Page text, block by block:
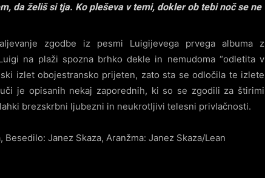
da želiš si tja. Ko pleševa v temi, dokler ob tebi noč se ne
zgodbe iz pesmi Luigijevega prvega albuma z
na plaži spozna brhko dekle in nemudoma “odletita v
izlet obojestransko prijeten, zato sta se odločila te izlete
je opisanih nekaj zaporednih, ki so se zgodili za štirimi
brezskrbni ljubezni in neukrotljivi telesni privlačnosti.
Besedilo: Janez Skaza, Aranžma: Janez Skaza/Lean